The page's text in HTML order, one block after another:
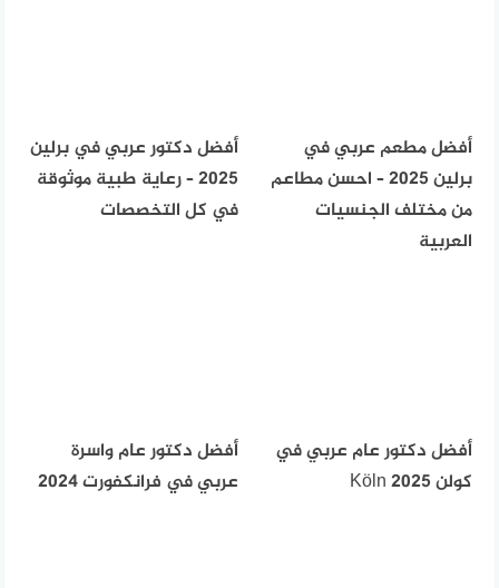
أفضل مطعم عربي في
برلين 2025 – احسن مطاعم
من مختلف الجنسيات
العربية
أفضل دكتور عربي في برلين
2025 – رعاية طبية موثوقة
في كل التخصصات
أفضل دكتور عام عربي في
كولن Köln 2025
أفضل دكتور عام واسرة
عربي في فرانكفورت 2024